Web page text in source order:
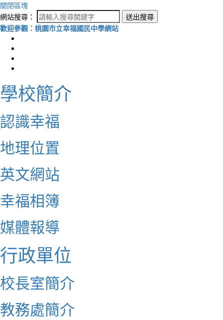
關閉區塊
網站搜尋：
送出搜尋
歡迎參觀：桃園市立幸福國民中學網站
學校簡介
認識幸福
地理位置
英文網站
幸福相簿
媒體報導
行政單位
校長室簡介
教務處簡介